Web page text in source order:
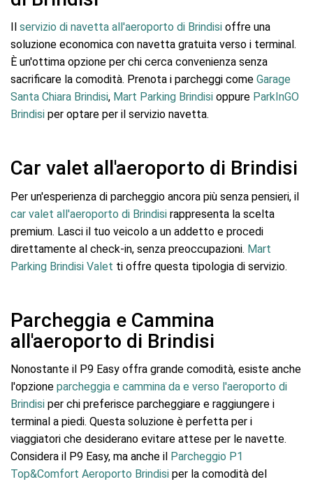
Il servizio di navetta all'aeroporto di Brindisi offre una
soluzione economica con navetta gratuita verso i terminal.
È un'ottima opzione per chi cerca convenienza senza
sacrificare la comodità. Prenota i parcheggi come Garage
Santa Chiara Brindisi, Mart Parking Brindisi oppure ParkInGO
Brindisi per optare per il servizio navetta.
Car valet all'aeroporto di Brindisi
Per un'esperienza di parcheggio ancora più senza pensieri, il
car valet all'aeroporto di Brindisi rappresenta la scelta
premium. Lasci il tuo veicolo a un addetto e procedi
direttamente al check-in, senza preoccupazioni. Mart
Parking Brindisi Valet ti offre questa tipologia di servizio.
Parcheggia e Cammina
all'aeroporto di Brindisi
Nonostante il P9 Easy offra grande comodità, esiste anche
l'opzione parcheggia e cammina da e verso l'aeroporto di
Brindisi per chi preferisce parcheggiare e raggiungere i
terminal a piedi. Questa soluzione è perfetta per i
viaggiatori che desiderano evitare attese per le navette.
Considera il P9 Easy, ma anche il Parcheggio P1
Top&Comfort Aeroporto Brindisi per la comodità del